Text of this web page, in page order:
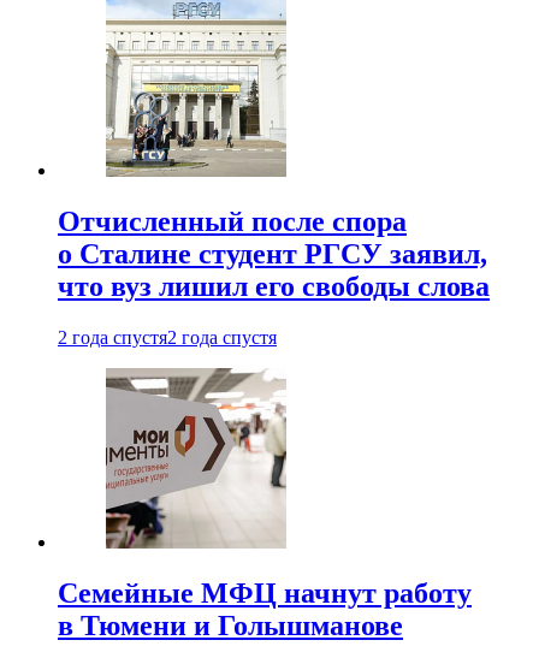
Отчисленный после спора
о Сталине студент РГСУ заявил,
что вуз лишил его свободы слова
2 года спустя2 года спустя
Семейные МФЦ начнут работу
в Тюмени и Голышманове